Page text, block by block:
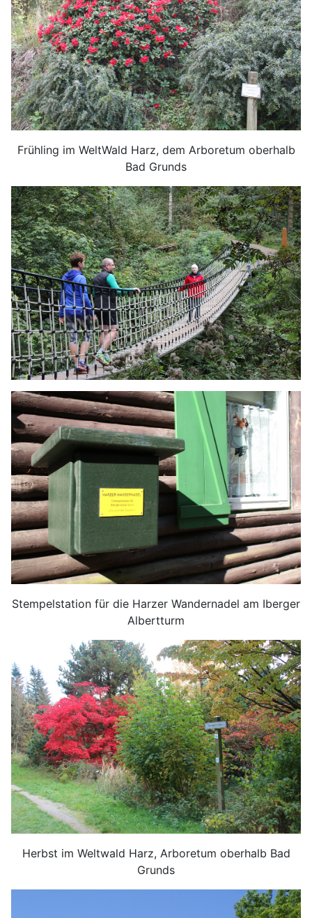
Frühling im WeltWald Harz, dem Arboretum oberhalb
Bad Grunds
Stempelstation für die Harzer Wandernadel am Iberger
Albertturm
Herbst im Weltwald Harz, Arboretum oberhalb Bad
Grunds